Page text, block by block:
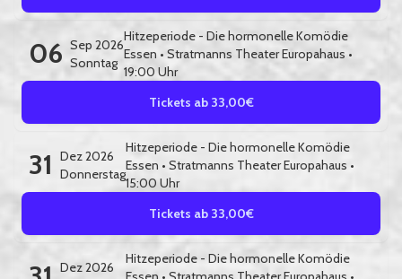
06 Sep 2026
Sonntag
Hitzeperiode - Die hormonelle Komödie
Essen • Stratmanns Theater Europahaus •
19:00 Uhr
Tickets ab 33,00€
31
Dez 2026
Donnerstag
Hitzeperiode - Die hormonelle Komödie
Essen • Stratmanns Theater Europahaus •
15:00 Uhr
Tickets ab 33,00€
Dez 2026
Hitzeperiode - Die hormonelle Komödie